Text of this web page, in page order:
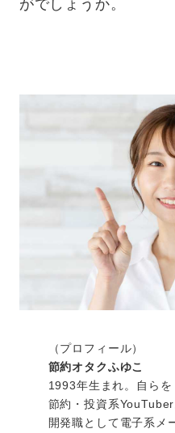
がでしょうか。
（プロフィール）
節約オタクふゆこ
1993年生まれ。自ら
節約・投資系
開発職として電子系メ